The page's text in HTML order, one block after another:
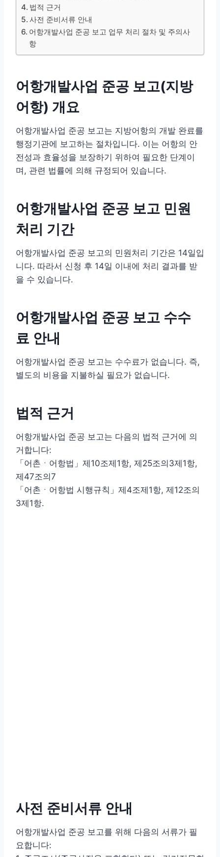
법적 근거
사전 준비서류 안내
어항개발사업 준공 보고 업무 처리 절차 및 주의사
항
어항개발사업 준공 보고(지방
어항) 개요
어항개발사업 준공 보고는 지방어항의 개발 완료를
행정기관에 보고하는 절차입니다. 이는 어항의 안
전성과 효율성을 보장하기 위하여 필요한 단계이
며, 관련 법률에 의해 규정되어 있습니다.
어항개발사업 준공 보고 민원
처리 기간
어항개발사업 준공 보고의 민원처리 기간은 14일입
니다. 따라서 신청 후 14일 이내에 처리 결과를 받
을 수 있습니다.
어항개발사업 준공 보고 수수
료 안내
어항개발사업 준공 보고는 수수료가 없습니다. 즉,
별도의 비용을 지불하실 필요가 없습니다.
법적 근거
어항개발사업 준공 보고는 다음의 법적 근거에 의
거합니다:
「어촌ㆍ어항법」제10조제1항, 제25조의3제1항,
제47조의7
「어촌ㆍ어항법 시행규칙」제4조제1항, 제12조의
3제1항.
사전 준비서류 안내
어항개발사업 준공 보고를 위해 다음의 서류가 필
요합니다: